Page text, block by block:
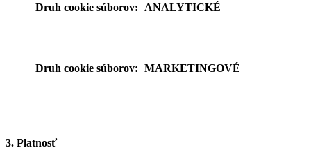
Druh cookie súborov:
ANALYTICKÉ
Druh cookie súborov: MARKETINGOVÉ
3. Platnosť